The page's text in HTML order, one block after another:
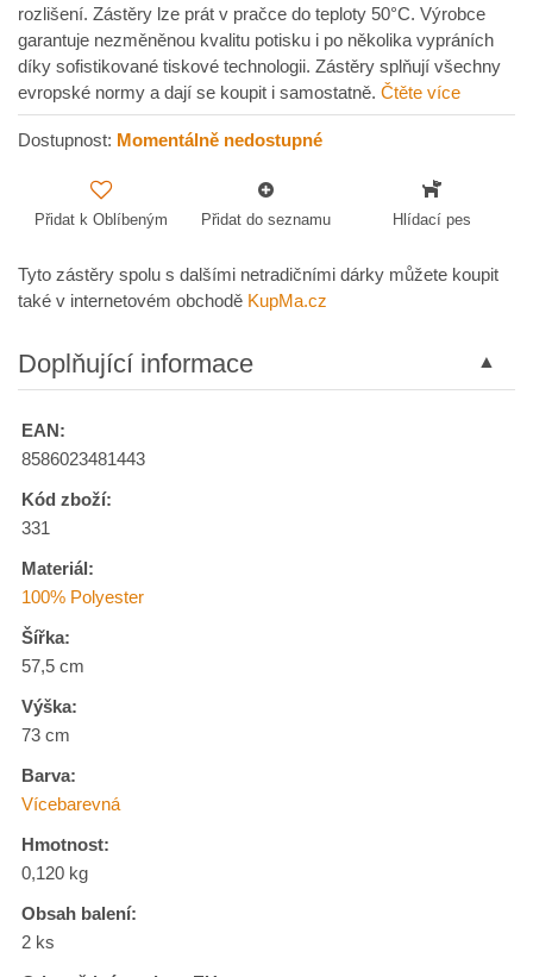
rozlišení. Zástěry lze prát v pračce do teploty 50°C. Výrobce
garantuje nezměněnou kvalitu potisku i po několika vypráních
díky sofistikované tiskové technologii. Zástěry splňují všechny
evropské normy a dají se koupit i samostatně. Čtěte více
Dostupnost: Momentálně nedostupné
Přidat k Oblíbeným Přidat do seznamu Hlídací pes
Tyto zástěry spolu s dalšími netradičními dárky můžete koupit
také v internetovém obchodě KupMa.cz
Doplňující informace
EAN:
8586023481443
Kód zboží:
331
Materiál:
100% Polyester
Šířka:
57,5 cm
Výška:
73 cm
Barva:
Vícebarevná
Hmotnost:
0,120 kg
Obsah balení:
2 ks